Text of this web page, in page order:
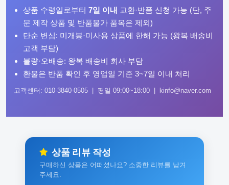
상품 수령일로부터 7일 이내 교환·반품 신청 가능 (단, 주
문 제작 상품 및 반품불가 품목은 제외)
단순 변심: 미개봉·미사용 상품에 한해 가능 (왕복 배송비
고객 부담)
불량·오배송: 왕복 배송비 회사 부담
환불은 반품 확인 후 영업일 기준 3~7일 이내 처리
고객센터: 010-3840-0505 | 평일 09:00~18:00 | kinfo@naver.com
상품 리뷰 작성
구매하신 상품은 어떠셨나요? 소중한 리뷰를 남겨
주세요.